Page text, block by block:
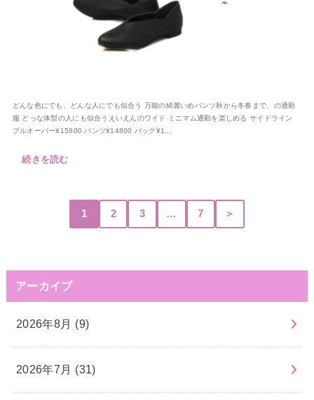
どんな色にでも、どんな人にでも似合う 万能の綺麗いめパンツ秋から冬春まで、の通勤
服 どっな体型の人にも似合うえいえんのワイド ミニマム通勤を楽しめる サイドライン
プルオーバー¥15800 パンツ¥14800 バック¥1...
続きを読む
1 2 3 … 7 ＞
アーカイブ
2026年8月 (9)
2026年7月 (31)